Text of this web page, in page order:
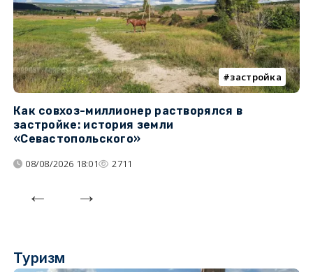
застройка
Как совхоз-миллионер растворялся в
застройке: история земли
«Севастопольского»
08/08/2026 18:01 2711
Туризм